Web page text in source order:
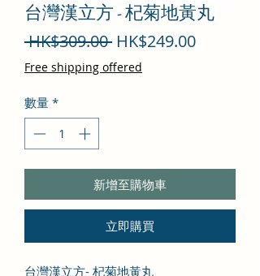
台灣漢立方 - 杞菊地黃丸
HK$309.00 一
般
HK$249.00促
Free shipping offered
數量 *
新增至購物車
立即購買
台灣漢立方- 杞菊地黃丸